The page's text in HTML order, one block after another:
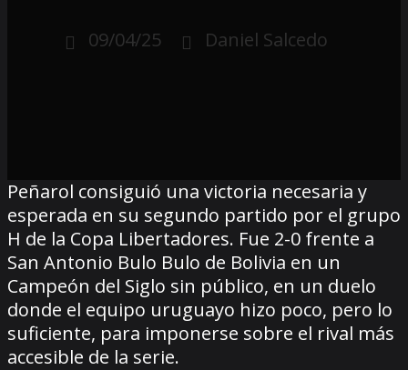
09/04/25 Daniel Salcedo
Peñarol consiguió una victoria necesaria y
esperada en su segundo partido por el grupo
H de la Copa Libertadores. Fue 2-0 frente a
San Antonio Bulo Bulo de Bolivia en un
Campeón del Siglo sin público, en un duelo
donde el equipo uruguayo hizo poco, pero lo
suficiente, para imponerse sobre el rival más
accesible de la serie.